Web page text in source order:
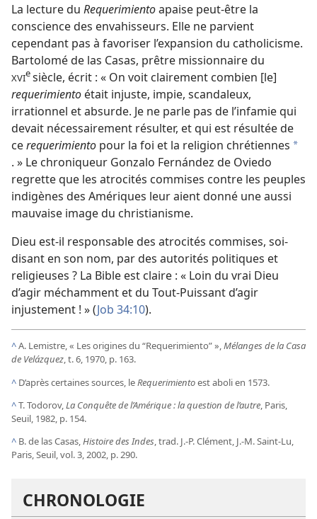
La lecture du Requerimientoapaise peut-être la
conscience des envahisseurs. Elle ne parvient
cependant pas à favoriser l’expansion du catholicisme.
Bartolomé de las Casas, prêtre missionnaire du
XVIesiècle, écrit : « On voit clairement combien [le]
requerimiento était injuste, impie, scandaleux,
irrationnel et absurde. Je ne parle pas de l’infamie qui
devait nécessairement résulter, et qui est résultée de
cerequerimiento pour la foi et la religion chrétiennes *
. » Le chroniqueur Gonzalo Fernández de Oviedo
regrette que les atrocités commises contre les peuples
indigènes des Amériques leur aient donné une aussi
mauvaise image du christianisme.
Dieu est-il responsable des atrocités commises, soi-
disant en son nom, par des autorités politiques et
religieuses ? La Bible est claire : « Loin du vrai Dieu
d’agir méchamment et du Tout-Puissant d’agir
injustement ! » (Job 34:10).
^A. Lemistre, « Les origines du “Requerimiento” »,Mélanges de la Casa
de Velázquez, t. 6, 1970, p. 163.
^ D’après certaines sources, le Requerimientoest aboli en 1573.
^T. Todorov,La Conquête de l’Amérique : la question de l’autre, Paris,
Seuil, 1982, p. 154.
^ B. de las Casas,Histoire des Indes, trad. J.-P. Clément, J.-M. Saint-Lu,
Paris, Seuil, vol. 3, 2002, p. 290.
CHRONOLOGIE